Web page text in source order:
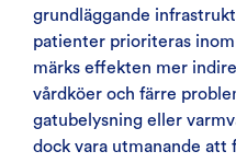
grundläggande
patienter prioriteras
märks effekten mer
vårdköer och färre
gatubelysning eller
dock vara utmanande att